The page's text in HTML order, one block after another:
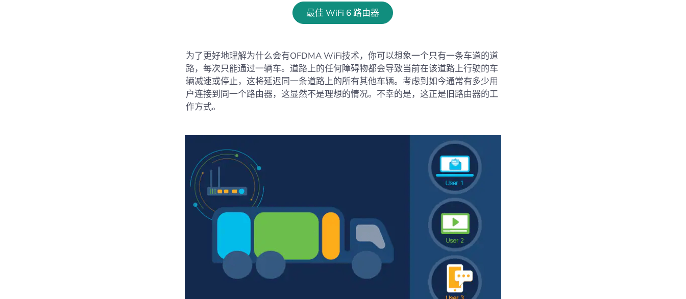
最佳 WiFi 6 路由器
为了更好地理解为什么会有OFDMA WiFi技术，你可以想象一个只有一条车道的道
路，每次只能通过一辆车。道路上的任何障碍物都会导致当前在该道路上行驶的车
辆减速或停止，这将延迟同一条道路上的所有其他车辆。考虑到如今通常有多少用
户连接到同一个路由器，这显然不是理想的情况。不幸的是，这正是旧路由器的工
作方式。